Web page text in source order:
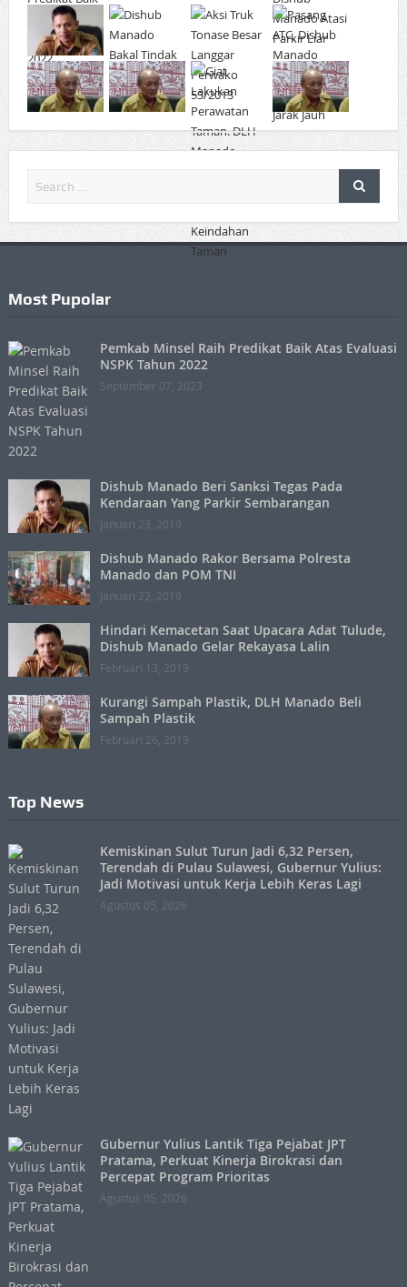
Most Pupolar
Pemkab Minsel Raih Predikat Baik Atas Evaluasi
NSPK Tahun 2022
September 07, 2023
Dishub Manado Beri Sanksi Tegas Pada
Kendaraan Yang Parkir Sembarangan
Januari 23, 2019
Dishub Manado Rakor Bersama Polresta
Manado dan POM TNI
Januari 22, 2019
Hindari Kemacetan Saat Upacara Adat Tulude,
Dishub Manado Gelar Rekayasa Lalin
Februari 13, 2019
Kurangi Sampah Plastik, DLH Manado Beli
Sampah Plastik
Februari 26, 2019
Top News
Kemiskinan Sulut Turun Jadi 6,32 Persen,
Terendah di Pulau Sulawesi, Gubernur Yulius:
Jadi Motivasi untuk Kerja Lebih Keras Lagi
Agustus 05, 2026
Gubernur Yulius Lantik Tiga Pejabat JPT
Pratama, Perkuat Kinerja Birokrasi dan
Percepat Program Prioritas
Agustus 05, 2026